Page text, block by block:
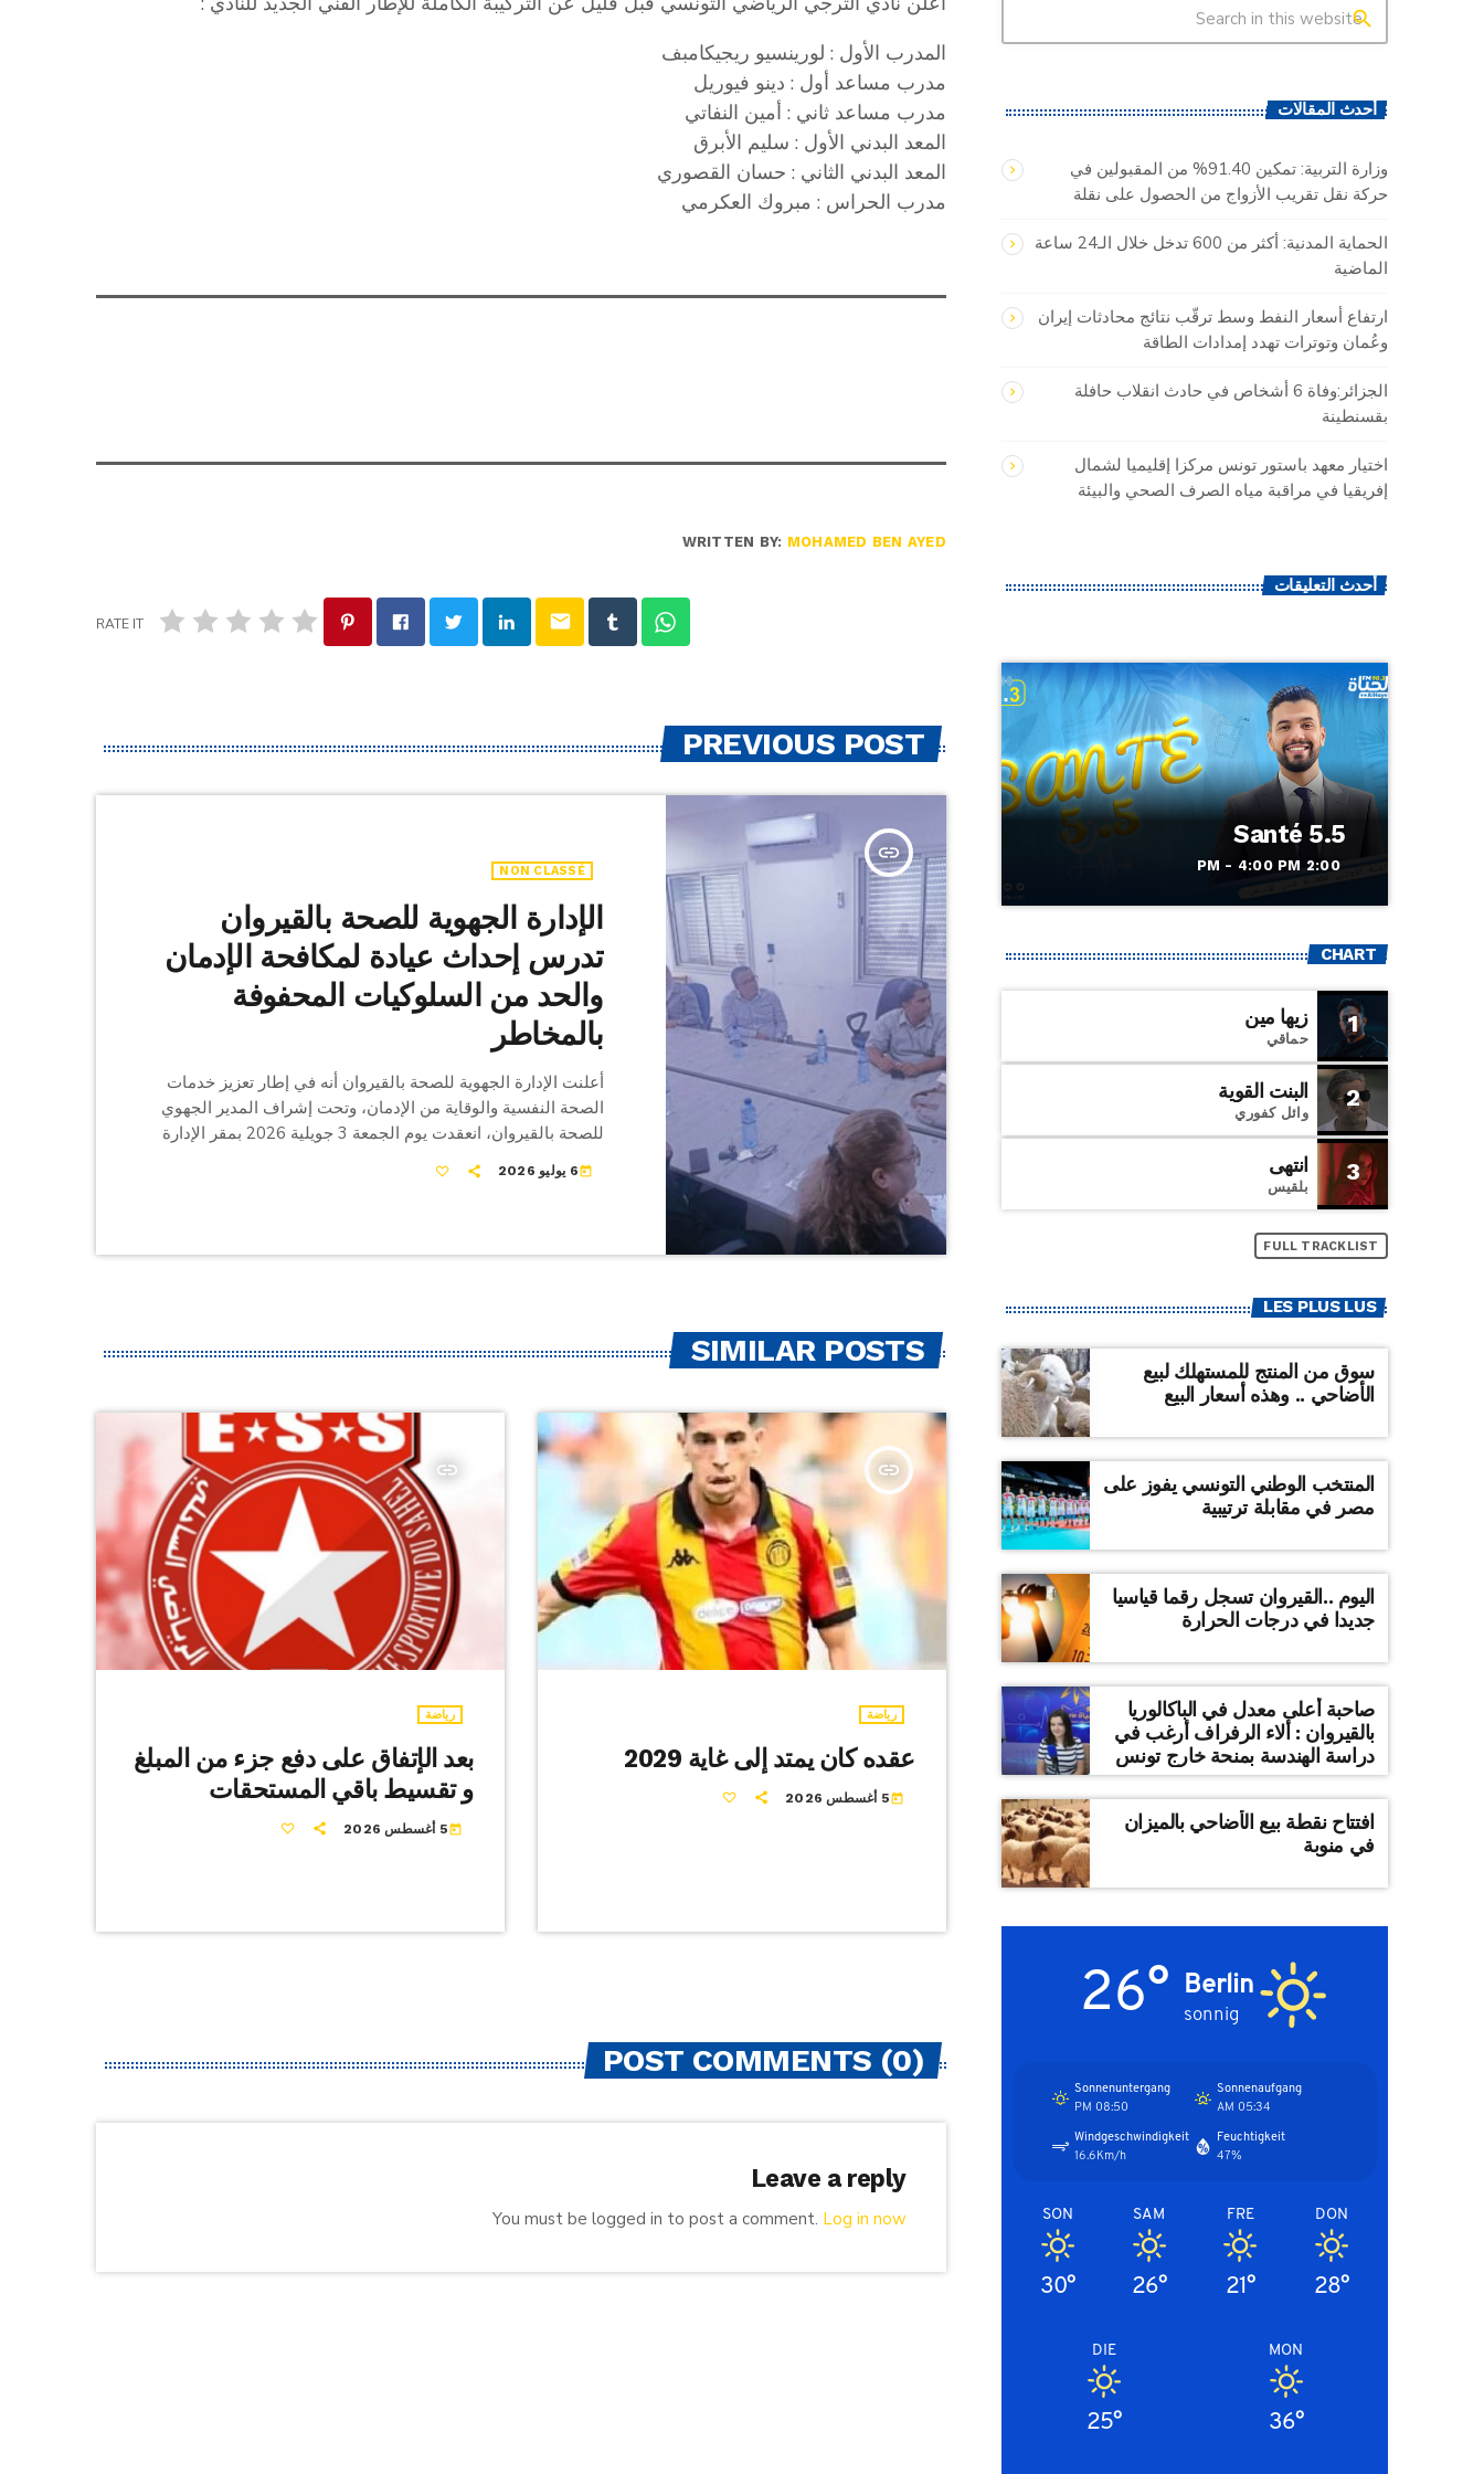
المدرب الأول : لورينسيو ريجيكامبف
مدرب مساعد أول : دينو فيوريل
مدرب مساعد ثاني : أمين النفاتي
المعد البدني الأول : سليم الأبرق
المعد البدني الثاني : حسان القصوري
مدرب الحراس : مبروك العكرمي
WRITTEN BY: MOHAMED BEN AYED
email
RATE IT
PREVIOUS POST
insert_link
NON CLASSÉ
الإدارة الجهوية للصحة بالقيروان
تدرس إحداث عيادة لمكافحة الإدمان
والحد من السلوكيات المحفوفة
بالمخاطر
أعلنت الإدارة الجهوية للصحة بالقيروان أنه في إطار تعزيز خدمات
الصحة النفسية والوقاية من الإدمان، وتحت إشراف المدير الجهوي
للصحة بالقيروان، انعقدت يوم الجمعة 3 جويلية 2026 بمقر الإدارة
رئيسة وحدة التنسيق بمجمع الصحة الأساسية أحمد القروي حول
المشروع إلى إرساء فضاء […]
today6 يوليو 2026
SIMILAR POSTS
insert_link
رياضة
بعد الإتفاق على دفع جزء من المبلغ
و تقسيط باقي المستحقات
today5 أغسطس 2026
insert_link
رياضة
عقده كان يمتد إلى غاية 2029
today5 أغسطس 2026
POST COMMENTS (0)
Leave a reply
You must be logged in to post a comment. Log in now
search
أحدث المقالات
وزارة التربية: تمكين 91.40% من المقبولين في
حركة نقل تقريب الأزواج من الحصول على نقلة
الحماية المدنية: أكثر من 600 تدخل خلال الـ24 ساعة
الماضية
ارتفاع أسعار النفط وسط ترقّب نتائج محادثات إيران
وعُمان وتوترات تهدد إمدادات الطاقة
الجزائر:وفاة 6 أشخاص في حادث انقلاب حافلة
بقسنطينة
اختيار معهد باستور تونس مركزا إقليميا لشمال
إفريقيا في مراقبة مياه الصرف الصحي والبيئة
أحدث التعليقات
Santé 5.5
2:00 PM - 4:00 PM
CHART
1 زيها مين
حماقي
2 البنت القوية
وائل كفوري
3 انتهى
بلقيس
FULL TRACKLIST
LES PLUS LUS
سوق من المنتج للمستهلك لبيع
الأضاحي .. وهذه أسعار البيع
المنتخب الوطني التونسي يفوز على
مصر في مقابلة ترتيبية
اليوم ..القيروان تسجل رقما قياسيا
جديدا في درجات الحرارة
صاحبة أعلى معدل في الباكالوريا
بالقيروان : ألاء الرفراف أرغب في
دراسة الهندسة بمنحة خارج تونس
افتتاح نقطة بيع الأضاحي بالميزان
في منوبة
Berlin
sonnig
26°
Sonnenaufgang
05:34 AM
Sonnenuntergang
08:50 PM
Feuchtigkeit
47%
Windgeschwindigkeit
16.6Km/h
DON
28°
FRE
21°
SAM
26°
SON
30°
MON
36°
DIE
25°